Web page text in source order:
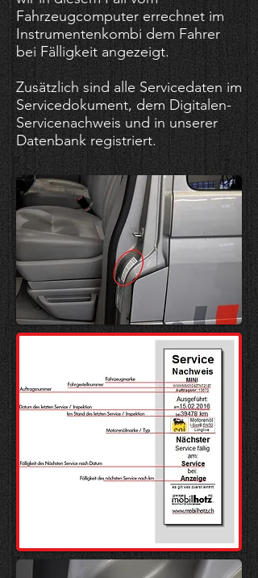
Fahrzeugcomputer errechnet im
Instrumentenkombi dem Fahrer
bei Fälligkeit angezeigt.
Zusätzlich sind alle Servicedaten im
Servicedokument, dem Digitalen-
Servicenachweis und in unserer
Datenbank registriert.